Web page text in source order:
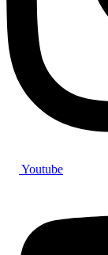
Youtube